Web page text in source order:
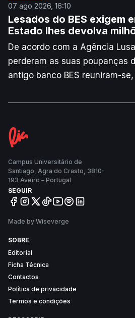
07 ago 2026, 16:10
Lesados do BES exigem
Estado lhes devolva
De acordo com a Agência
perderam as suas poupanças
antigo banco BES reuniram-
restituição de valores entre 10
Campus Universitário de
Santiago, Agra do Crasto, 3810-
193 Aveiro – Portugal
SEGUIR
Made by Wiseverge
SOBRE
Editorial
Ficha Técnica
Contactos
Política de privacidade
Termos e condições